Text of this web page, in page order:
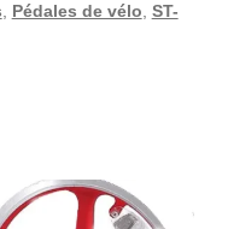
Pédales de vélo ST-